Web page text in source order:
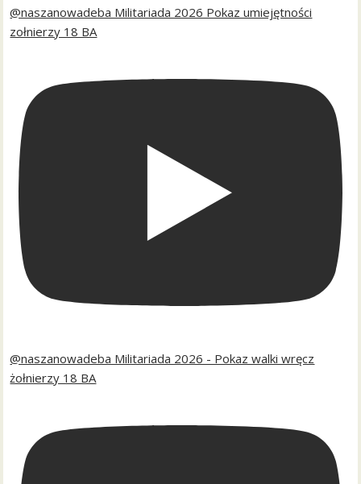
@naszanowadeba Militariada 2026 Pokaz umiejętności
zołnierzy 18 BA
@naszanowadeba Militariada 2026 - Pokaz walki wręcz
żołnierzy 18 BA